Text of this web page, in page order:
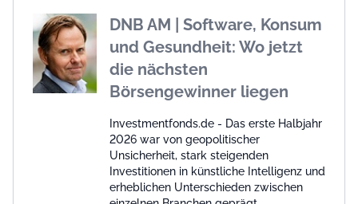
DNB AM | Software, Konsum
und Gesundheit: Wo jetzt
die nächsten
Börsengewinner liegen
Investmentfonds.de - Das erste Halbjahr
2026 war von geopolitischer
Unsicherheit, stark steigenden
Investitionen in künstliche Intelligenz und
erheblichen Unterschieden zwischen